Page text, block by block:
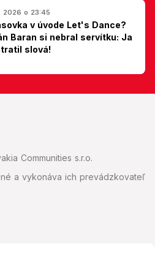
2026 o 23:45
v úvode Let's Dance?
Baran si nebral servítku: Ja
slová!
Communities s.r.o.
a vykonáva ich prevádzkovateľ